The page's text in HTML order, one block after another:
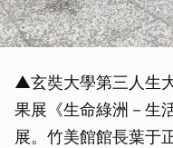
▲玄奘大學第三人生
果展《生命綠洲－生
展。竹美館館長葉于